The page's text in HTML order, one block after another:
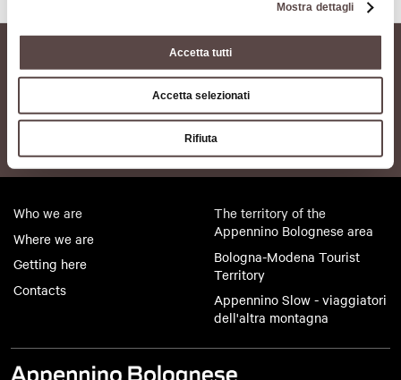
Mostra dettagli
Accetta tutti
Accetta selezionati
Rifiuta
Who we are
Where we are
Getting here
Contacts
The territory of the
Appennino Bolognese area
Bologna-Modena Tourist
Territory
Appennino Slow - viaggiatori
dell'altra montagna